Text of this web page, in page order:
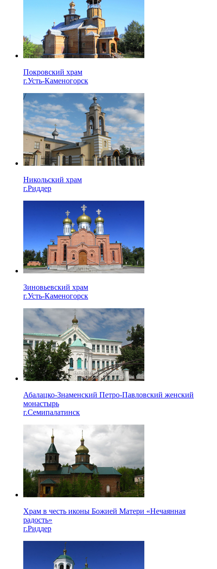
Покровский храм
г.Усть-Каменогорск
Никольский храм
г.Риддер
Зиновьевский храм
г.Усть-Каменогорск
Абалацко-Знаменский Петро-Павловский женский
монастырь
г.Семипалатинск
Храм в честь иконы Божией Матери «Нечаянная
радость»
г.Риддер